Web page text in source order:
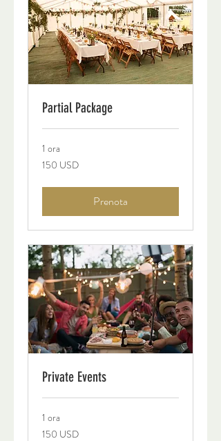
Partial Package
1 ora
150
dollari
150 USD
Prenota
Private Events
1 ora
150
dollari
150 USD